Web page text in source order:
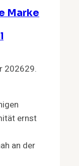
Marke
202629.
ernst
an der